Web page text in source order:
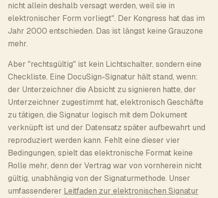
nicht allein deshalb versagt werden, weil sie in
elektronischer Form vorliegt". Der Kongress hat das im
Jahr 2000 entschieden. Das ist längst keine Grauzone
mehr.
Aber "rechtsgültig" ist kein Lichtschalter, sondern eine
Checkliste. Eine DocuSign-Signatur hält stand, wenn:
der Unterzeichner die Absicht zu signieren hatte, der
Unterzeichner zugestimmt hat, elektronisch Geschäfte
zu tätigen, die Signatur logisch mit dem Dokument
verknüpft ist und der Datensatz später aufbewahrt und
reproduziert werden kann. Fehlt eine dieser vier
Bedingungen, spielt das elektronische Format keine
Rolle mehr, denn der Vertrag war von vornherein nicht
gültig, unabhängig von der Signaturmethode. Unser
umfassenderer Leitfaden zur elektronischen Signatur